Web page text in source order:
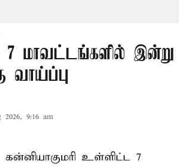
7 மாவட்டங்களில் இன்று
வாய்ப்பு
2026, 9:16 am
கன்னியாகுமரி உள்ளிட்ட 7